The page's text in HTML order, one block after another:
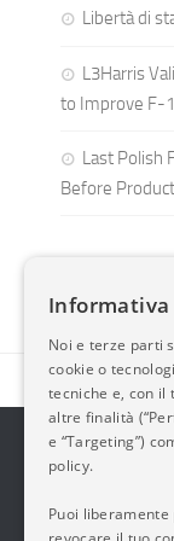
Libertà di
L3Harris
to Improve F-
Last Polish
Before
2014-2026
Questo blog
periodicità.
7.03.2001.
Informativa
Noi e terze parti
cookie o
tecniche e, con il
altre finalità
e “Targeting”)
policy.
Puoi